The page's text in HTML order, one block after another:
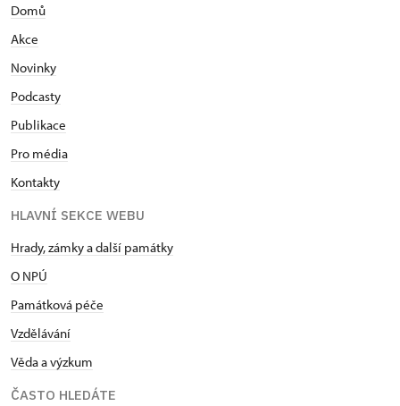
Domů
Akce
Novinky
Podcasty
Publikace
Pro média
Kontakty
HLAVNÍ SEKCE WEBU
Hrady, zámky a další památky
O NPÚ
Památková péče
Vzdělávání
Věda a výzkum
ČASTO HLEDÁTE